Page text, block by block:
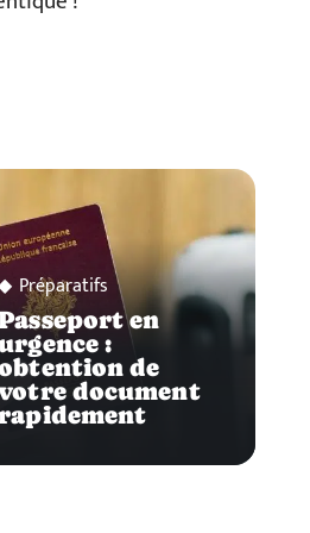
Préparatifs
en
:
de
document